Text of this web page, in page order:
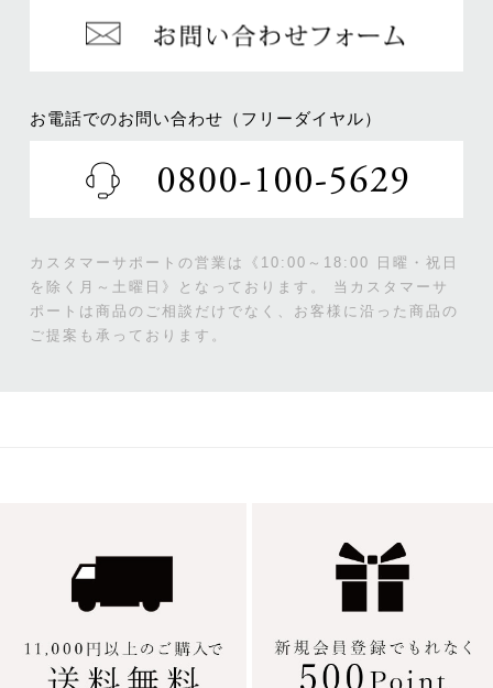
お電話でのお問い合わせ（フリーダイヤル）
カスタマーサポートの営業は《10:00～18:00 日曜・祝日
を除く月～土曜日》となっております。
当カスタマーサ
ポートは商品のご相談だけでなく、お客様に沿った商品の
ご提案も承っております。